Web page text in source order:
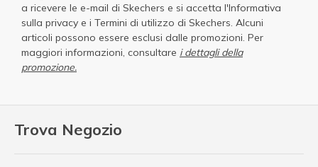
Trova Negozio
a ricevere le e-mail di Skechers e si accetta l'Informativa
sulla privacy e i Termini di utilizzo di Skechers. Alcuni
articoli possono essere esclusi dalle promozioni. Per
maggiori informazioni, consultare i dettagli della
promozione.